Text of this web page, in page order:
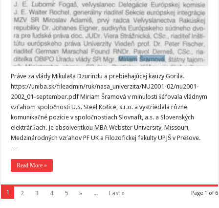
Práve za vlády Mikulaša Dzurindu a prebiehajúcej kauzy Gorila.
https://uniba.sk/fileadmin/ruk/nasa_univerzita/NU2001-02/nu2001-
2002_01-september.pdf Miriam Šramová v minulosti šéfovala vládnym
vzťahom spoločnosti U.S. Steel Košice, s.r.o. a vystriedala rôzne
komunikačné pozície v spoločnostiach Slovnaft, a.s. a Slovenských
elektrárňach. Je absolventkou MBA Webster University, Missouri,
Medzinárodných vzťahov PF UK a Filozofickej fakulty UPJŠ v Prešove.
Read More »
Page 1 of 6
1 2 3 4 5 » ... Last »